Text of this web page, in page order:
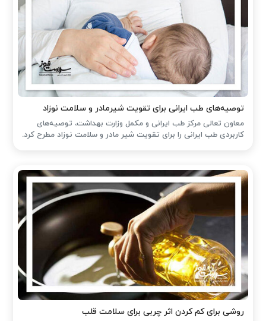
توصیه‌های طب ایرانی برای تقویت شیرمادر و سلامت نوزاد
معاون تعالی مرکز طب ایرانی و مکمل وزارت بهداشت، توصیه‌های
کاربردی طب ایرانی را برای تقویت شیر مادر و سلامت نوزاد مطرح کرد.
روشی برای کم کردن اثر چربی برای سلامت قلب